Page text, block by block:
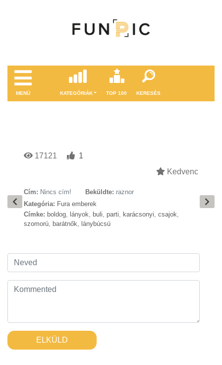
MENÜ KATEGÓRIÁK TOP 100 KERESÉS
17121
1
Kedvenc
Cím: Nincs cím! Beküldte: raznor
Kategória: Fura emberek
Címke: boldog, lányok, buli, parti, karácsonyi, csajok,
szomorú, barátnők, lánybúcsú
ELKÜLD